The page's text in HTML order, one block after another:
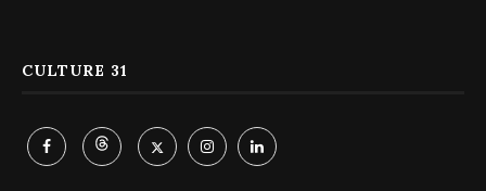
CULTURE 31